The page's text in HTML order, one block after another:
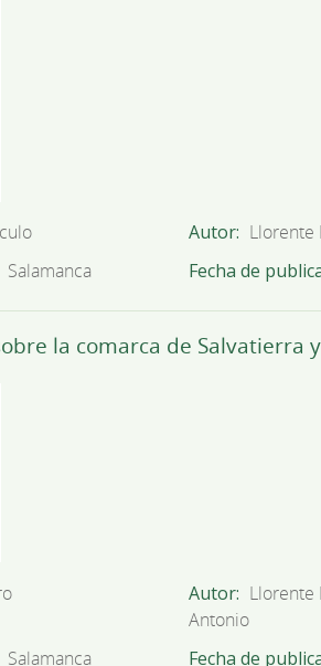
Autor Llorente
Salamanca Fecha de
la comarca de Salvatierra
Autor
Llorente
Antonio
Salamanca Fecha de